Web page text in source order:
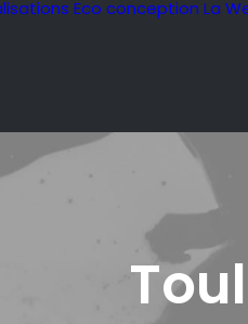
Eco conception La